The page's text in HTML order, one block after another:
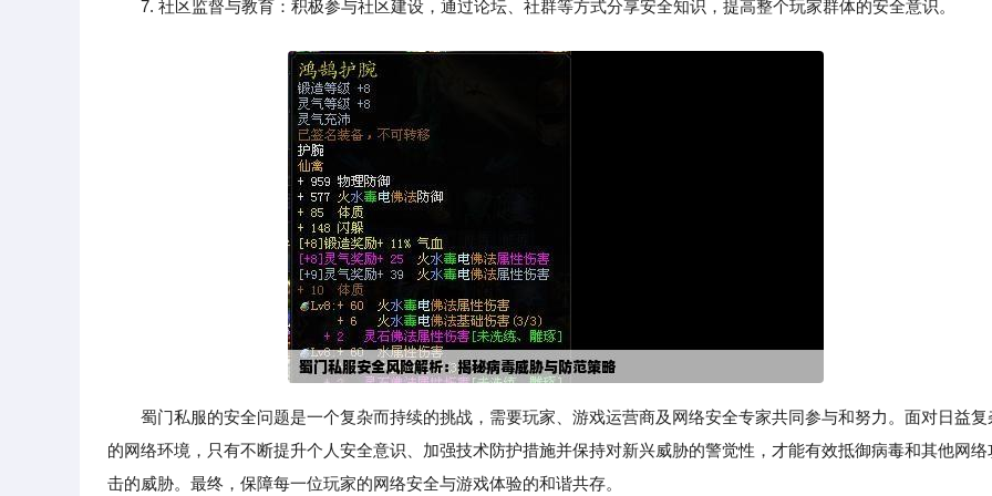
7. 社区监督与教育：积极参与社区建设，通过论坛、社群等方式分享安全知识，提高整个玩家群体的安全意识。
蜀门私服的安全问题是一个复杂而持续的挑战，需要玩家、游戏运营商及网络安全专家共同参与和努力。面对日益复
的网络环境，只有不断提升个人安全意识、加强技术防护措施并保持对新兴威胁的警觉性，才能有效抵御病毒和其他网络
击的威胁。最终，保障每一位玩家的网络安全与游戏体验的和谐共存。